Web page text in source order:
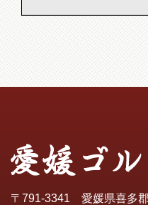
〒791-3341 愛媛県喜多